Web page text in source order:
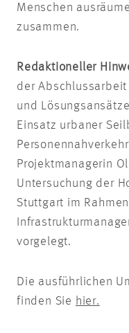
Menschen
zusammen.
Redaktioneller
der
und
Einsatz urbaner
Projektmanagerin
Untersuchung der
Stuttgart im
vorgelegt.
Die ausführlichen
finden Sie hier.